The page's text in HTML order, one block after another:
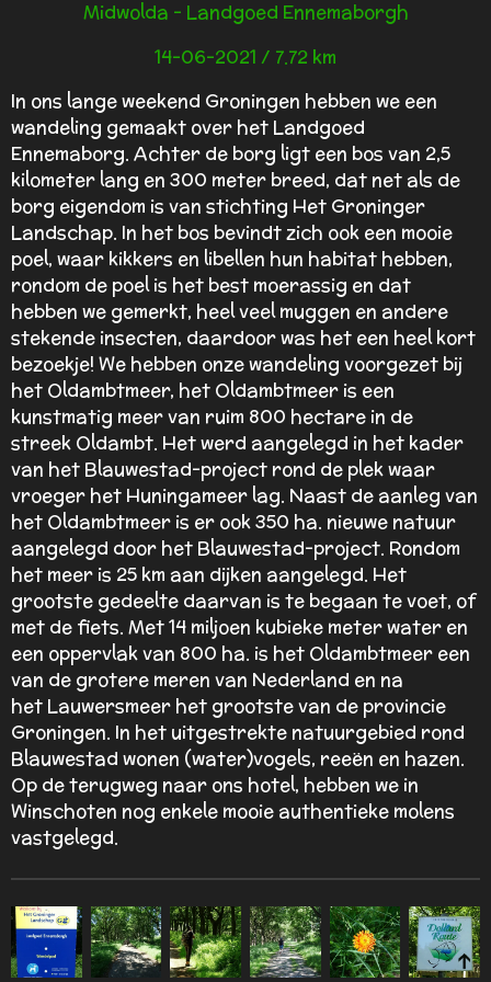
Midwolda - Landgoed Ennemaborgh
14-06-2021 / 7.72 km
In ons lange weekend Groningen hebben we een
wandeling gemaakt over het Landgoed
Ennemaborg. Achter de borg ligt een bos van 2,5
kilometer lang en 300 meter breed, dat net als de
borg eigendom is van stichting Het Groninger
Landschap. In het bos bevindt zich ook een mooie
poel, waar kikkers en libellen hun habitat hebben,
rondom de poel is het best moerassig en dat
hebben we gemerkt, heel veel muggen en andere
stekende insecten, daardoor was het een heel kort
bezoekje! We hebben onze wandeling voorgezet bij
het Oldambtmeer, het Oldambtmeer is een
kunstmatig meer van ruim 800 hectare in de
streek Oldambt. Het werd aangelegd in het kader
van het Blauwestad-project rond de plek waar
vroeger het Huningameer lag. Naast de aanleg van
het Oldambtmeer is er ook 350 ha. nieuwe natuur
aangelegd door het Blauwestad-project. Rondom
het meer is 25 km aan dijken aangelegd. Het
grootste gedeelte daarvan is te begaan te voet, of
met de fiets. Met 14 miljoen kubieke meter water en
een oppervlak van 800 ha. is het Oldambtmeer een
van de grotere meren van Nederland en na
het Lauwersmeer het grootste van de provincie
Groningen. In het uitgestrekte natuurgebied rond
Blauwestad wonen (water)vogels, reeën en hazen.
Op de terugweg naar ons hotel, hebben we in
Winschoten nog enkele mooie authentieke molens
vastgelegd.